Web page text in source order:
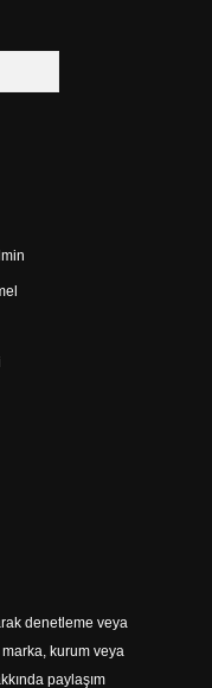
denetleme veya
kurum veya
paylaşım